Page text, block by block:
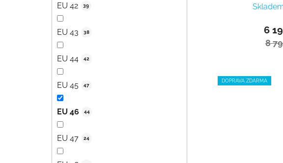
EU 42 39
EU 43 38
EU 44 42
EU 45 47
EU 46 44
EU 47 24
6
8
DOPRAVA ZDARMA